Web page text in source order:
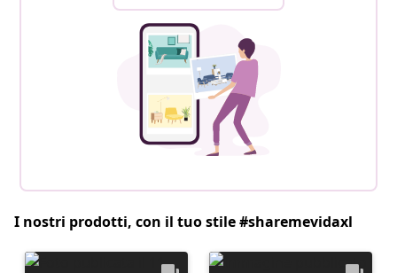
I nostri prodotti, con il tuo stile #sharemevidaxl